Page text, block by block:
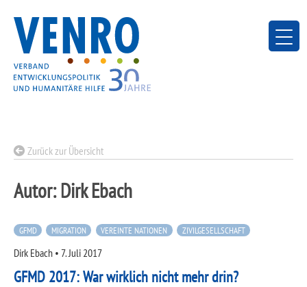
content
Zurück zur Übersicht
Autor:Dirk Ebach
GFMD MIGRATION VEREINTE NATIONEN ZIVILGESELLSCHAFT
Dirk Ebach • 7. Juli 2017
GFMD 2017: War wirklich nicht mehr drin?